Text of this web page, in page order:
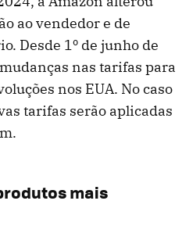
ao vendedor e de
Desde 1º de junho de
nas tarifas para
nos EUA. No caso
tarifas serão aplicadas
mais